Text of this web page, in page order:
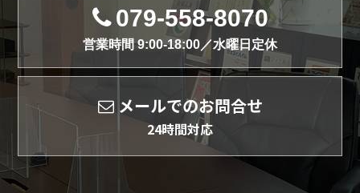
079-558-8070
営業時間 9:00-18:00／水曜日定休
メールでのお問合せ
24時間対応